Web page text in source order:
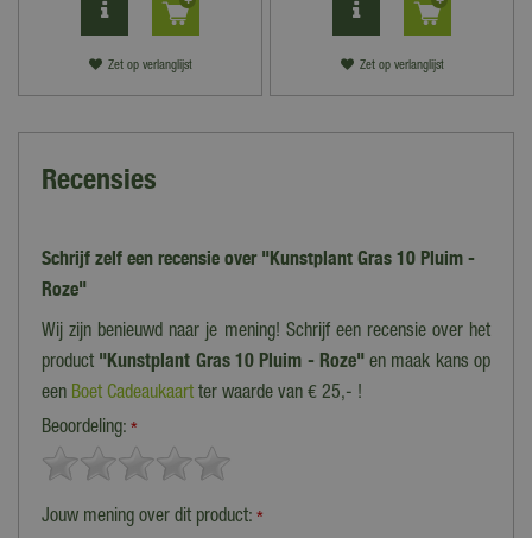
Zet op verlanglijst Zet op verlanglijst
Recensies
Schrijf zelf een recensie over "Kunstplant Gras 10 Pluim -
Roze"
Wij zijn benieuwd naar je mening! Schrijf een recensie over het
product "Kunstplant Gras 10 Pluim - Roze"en maak kans op
een Boet Cadeaukaart ter waarde van € 25,- !
Beoordeling: *
Jouw mening over dit product: *